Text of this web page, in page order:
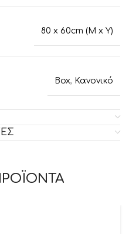
80 x 60cm (M x Y)
Box, Κανονικό